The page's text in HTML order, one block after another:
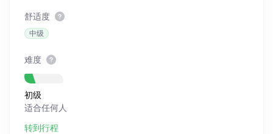
舒适度
中级
难度
初级
适合任何人
转到行程